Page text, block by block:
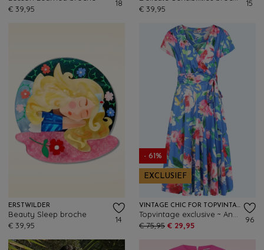
€ 39,95
18
€ 39,95
15
ERSTWILDER
Beauty Sleep broche
€ 39,95
14
- 61%
EXCLUSIEF
VINTAGE CHIC FOR TOPVINTAGE
€ 75,95 € 29,95
96